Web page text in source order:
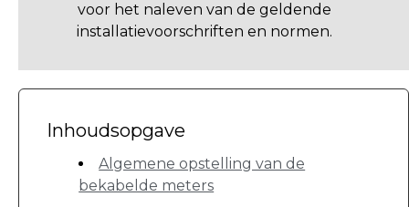
voor het naleven van de geldende
installatievoorschriften en normen.
Inhoudsopgave
Algemene opstelling van de
bekabelde meters